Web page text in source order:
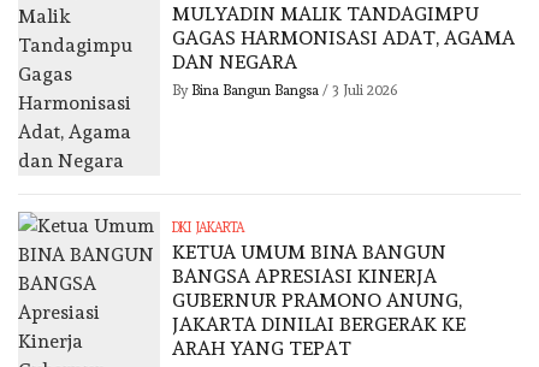
MULYADIN MALIK TANDAGIMPU
GAGAS HARMONISASI ADAT, AGAMA
DAN NEGARA
By Bina Bangun Bangsa/ 3 Juli 2026
DKI JAKARTA
KETUA UMUM BINA BANGUN
BANGSA APRESIASI KINERJA
GUBERNUR PRAMONO ANUNG,
JAKARTA DINILAI BERGERAK KE
ARAH YANG TEPAT